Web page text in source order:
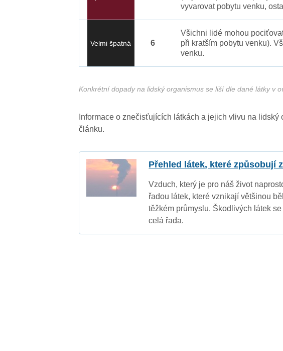
vyvarovat pobytu venku,
Velmi špatná 6
Všichni lidé mohou
při kratším pobytu venku).
venku.
Konkrétní dopady na lidský organismus se liší dle dané látky v
Informace o znečisťujících látkách a jejich vlivu na
článku.
Přehled látek, které způsobují
Vzduch, který je pro náš život
řadou látek, které vznikají většinou
těžkém průmyslu. Škodlivých látek
celá řada.